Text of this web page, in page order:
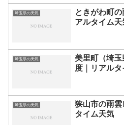
埼玉県の天気
ときがわ町
アルタイム天
埼玉県の天気
美里町（埼
度｜リアル
埼玉県の天気
狭山市の雨
タイム天気